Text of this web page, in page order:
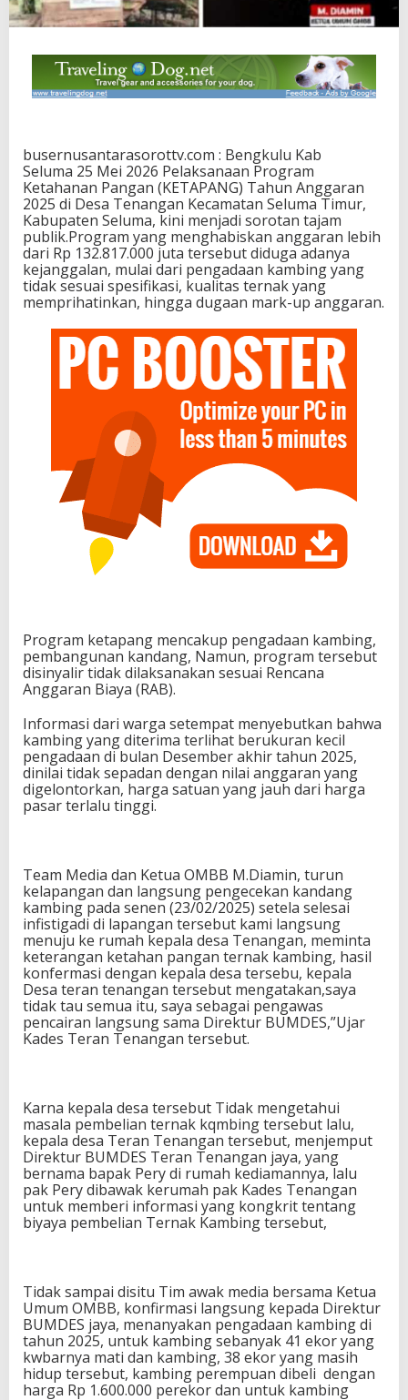
busernusantarasorottv.com : Bengkulu Kab
Seluma 25 Mei 2026 Pelaksanaan Program
Ketahanan Pangan (KETAPANG) Tahun Anggaran
2025 di Desa Tenangan Kecamatan Seluma Timur,
Kabupaten Seluma, kini menjadi sorotan tajam
publik.Program yang menghabiskan anggaran lebih
dari Rp 132.817.000 juta tersebut diduga adanya
kejanggalan, mulai dari pengadaan kambing yang
tidak sesuai spesifikasi, kualitas ternak yang
memprihatinkan, hingga dugaan mark-up anggaran.
Program ketapang mencakup pengadaan kambing,
pembangunan kandang, Namun, program tersebut
disinyalir tidak dilaksanakan sesuai Rencana
Anggaran Biaya (RAB).
Informasi dari warga setempat menyebutkan bahwa
kambing yang diterima terlihat berukuran kecil
pengadaan di bulan Desember akhir tahun 2025,
dinilai tidak sepadan dengan nilai anggaran yang
digelontorkan, harga satuan yang jauh dari harga
pasar terlalu tinggi.
Team Media dan Ketua OMBB M.Diamin, turun
kelapangan dan langsung pengecekan kandang
kambing pada senen (23/02/2025) setela selesai
infistigadi di lapangan tersebut kami langsung
menuju ke rumah kepala desa Tenangan, meminta
keterangan ketahan pangan ternak kambing, hasil
konfermasi dengan kepala desa tersebu, kepala
Desa teran tenangan tersebut mengatakan,saya
tidak tau semua itu, saya sebagai pengawas
pencairan langsung sama Direktur BUMDES,”Ujar
Kades Teran Tenangan tersebut.
Karna kepala desa tersebut Tidak mengetahui
masala pembelian ternak kqmbing tersebut lalu,
kepala desa Teran Tenangan tersebut, menjemput
Direktur BUMDES Teran Tenangan jaya, yang
bernama bapak Pery di rumah kediamannya, lalu
pak Pery dibawak kerumah pak Kades Tenangan
untuk memberi informasi yang kongkrit tentang
biyaya pembelian Ternak Kambing tersebut,
Tidak sampai disitu Tim awak media bersama Ketua
Umum OMBB, konfirmasi langsung kepada Direktur
BUMDES jaya, menanyakan pengadaan kambing di
tahun 2025, untuk kambing sebanyak 41 ekor yang
kwbarnya mati dan kambing, 38 ekor yang masih
hidup tersebut, kambing perempuan dibeli dengan
harga Rp 1.600.000 perekor dan untuk kambing